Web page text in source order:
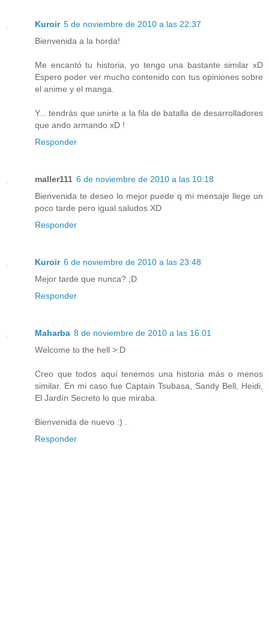
Kuroir 5 de noviembre de 2010 a las 22:37
Bienvenida a la horda!
Me encantó tu historia, yo tengo una bastante similar xD
Espero poder ver mucho contenido con tus opiniones sobre
el anime y el manga.
Y... tendrás que unirte a la fila de batalla de desarrolladores
que ando armando xD !
Responder
maller111 6 de noviembre de 2010 a las 10:18
Bienvenida te deseo lo mejor puede q mi mensaje llege un
poco tarde pero igual saludos XD
Responder
Kuroir 6 de noviembre de 2010 a las 23:48
Mejor tarde que nunca? ;D
Responder
Maharba 8 de noviembre de 2010 a las 16:01
Welcome to the hell >:D
Creo que todos aquí tenemos una historia más o menos
similar. En mi caso fue Captain Tsubasa, Sandy Bell, Heidi,
El Jardín Secreto lo que miraba.
Bienvenida de nuevo :) .
Responder